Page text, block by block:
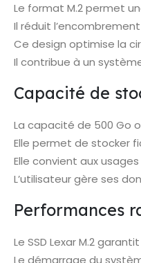
Le format M.2 permet
Il réduit
Ce design optimise la
Il contribue à un
Capacité de
La capacité de 500 Go
Elle permet de stocker
Elle convient aux
L’utilisateur gère ses
Performances
Le SSD Lexar M.2
Le démarrage du